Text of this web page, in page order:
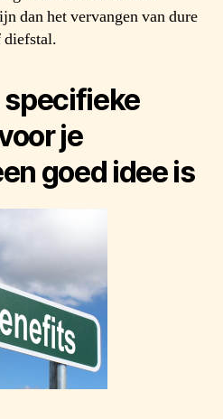
dan het vervangen van dure
diefstal.
specifieke
je
goed idee is